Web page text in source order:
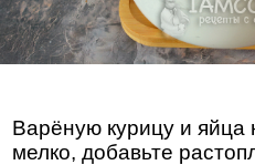
Варёную курицу и яйца
мелко, добавьте